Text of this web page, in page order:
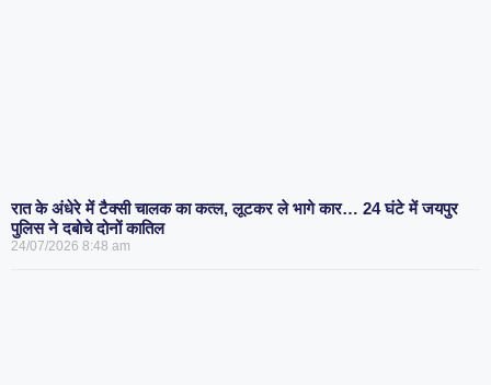
रात के अंधेरे में टैक्सी चालक का कत्ल, लूटकर ले भागे कार… 24 घंटे में जयपुर
पुलिस ने दबोचे दोनों कातिल
24/07/2026 8:48 am